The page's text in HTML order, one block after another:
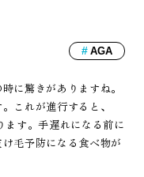
AGA
に驚きがありますね。
これが進行すると、
ます。手遅れになる前に
毛予防になる食べ物が